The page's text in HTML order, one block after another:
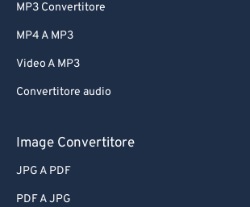
MP3 Convertitore
MP4 A MP3
Video A MP3
Convertitore audio
Image Convertitore
JPG A PDF
PDF A JPG